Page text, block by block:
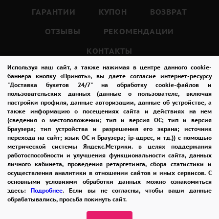
Используя наш сайт, а также нажимая в центре данного cookie-
баннера кнопку «Принять», вы даете согласие интернет-ресурсу
"Доставка букетов 24/7" на обработку cookie-файлов и
пользовательских данных (данные о пользователе, включая
настройки профиля, данные авторизации, данные об устройстве, а
также информацию о посещениях сайта и действиях на нем
(сведения о местоположении; тип и версия ОС; тип и версия
Браузера; тип устройства и разрешения его экрана; источник
перехода на сайт; язык ОС и Браузера; ip-адрес, и тд.)) с помощью
метрической системы Яндекс.Метрики. в целях поддержания
работоспособности и улучшения функциональности сайта, данных
личного кабинета, проведения ретаргетинга, сбора статистики и
осуществления аналитики в отношении сайтов и иных сервисов. С
основными условиями обработки данных можно ознакомиться
здесь: Подробнее. Если вы не согласны, чтобы ваши данные
обрабатывались, просьба покинуть сайт.
может быть использован для выражения
Фиолетовый цвет также символизирует
скорбь и уважение к ушедшему.
Поэтому этот букет может быть подарен
кому-то, кто потерял близкого человека,
чтобы выразить свои соболезнования и
поддержку.
Красота букета из 19 фиолетовых роз не
ограничивается только его символикой.
Розы - это одни из самых красивых цветов,
которые существуют.
ГАРАНТИИ
КУПОН
ВОЗВРАТ
ОТЗЫВЫ
РЕКОМЕНДАЦИИ
КОНТАКТЫ
8-965-242-37-47
ЗАКАЗАТЬ ЗВОНОК
admin@buket24delivery.ru
ул. Кирова д. 46
ПОЛИТИКА КОНФИДЕНЦИАЛЬНОСТИ